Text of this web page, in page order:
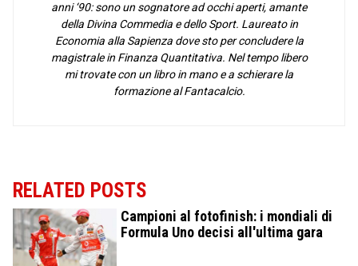
anni ‘90: sono un sognatore ad occhi aperti, amante
della Divina Commedia e dello Sport. Laureato in
Economia alla Sapienza dove sto per concludere la
magistrale in Finanza Quantitativa. Nel tempo libero
mi trovate con un libro in mano e a schierare la
formazione al Fantacalcio.
RELATED POSTS
Campioni al fotofinish: i mondiali di
Formula Uno decisi all'ultima gara